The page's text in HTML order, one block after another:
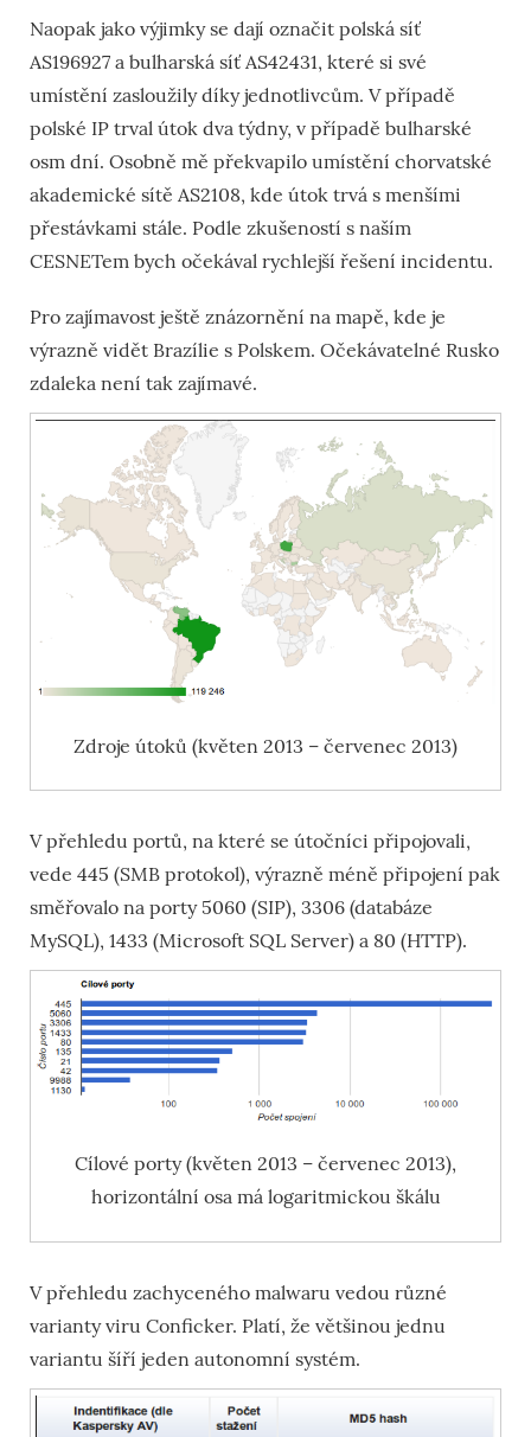
Naopak jako výjimky se dají označit polská síť
AS196927 a bulharská síť AS42431, které si své
umístění zasloužily díky jednotlivcům. V případě
polské IP trval útok dva týdny, v případě bulharské
osm dní. Osobně mě překvapilo umístění chorvatské
akademické sítě AS2108, kde útok trvá s menšími
přestávkami stále. Podle zkušeností s naším
CESNETem bych očekával rychlejší řešení incidentu.
Pro zajímavost ještě znázornění na mapě, kde je
výrazně vidět Brazílie s Polskem. Očekávatelné Rusko
zdaleka není tak zajímavé.
Zdroje útoků (květen 2013 – červenec 2013)
V přehledu portů, na které se útočníci připojovali,
vede 445 (SMB protokol), výrazně méně připojení pak
směřovalo na porty 5060 (SIP), 3306 (databáze
MySQL), 1433 (Microsoft SQL Server) a 80 (HTTP).
Cílové porty (květen 2013 – červenec 2013),
horizontální osa má logaritmickou škálu
V přehledu zachyceného malwaru vedou různé
varianty viru Conficker. Platí, že většinou jednu
variantu šíří jeden autonomní systém.